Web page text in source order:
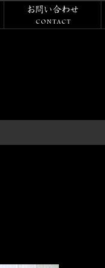
トピックス/ダイアリー